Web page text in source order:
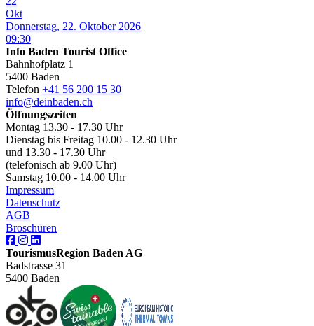
Okt
Donnerstag, 22. Oktober 2026
09:30
Info Baden Tourist Office
Bahnhofplatz 1
5400 Baden
Telefon +41 56 200 15 30
info@deinbaden.ch
Öffnungszeiten
Montag 13.30 - 17.30 Uhr
Dienstag bis Freitag 10.00 - 12.30 Uhr
und 13.30 - 17.30 Uhr
(telefonisch ab 9.00 Uhr)
Samstag 10.00 - 14.00 Uhr
Impressum
Datenschutz
AGB
Broschüren
TourismusRegion Baden AG
Badstrasse 31
5400 Baden